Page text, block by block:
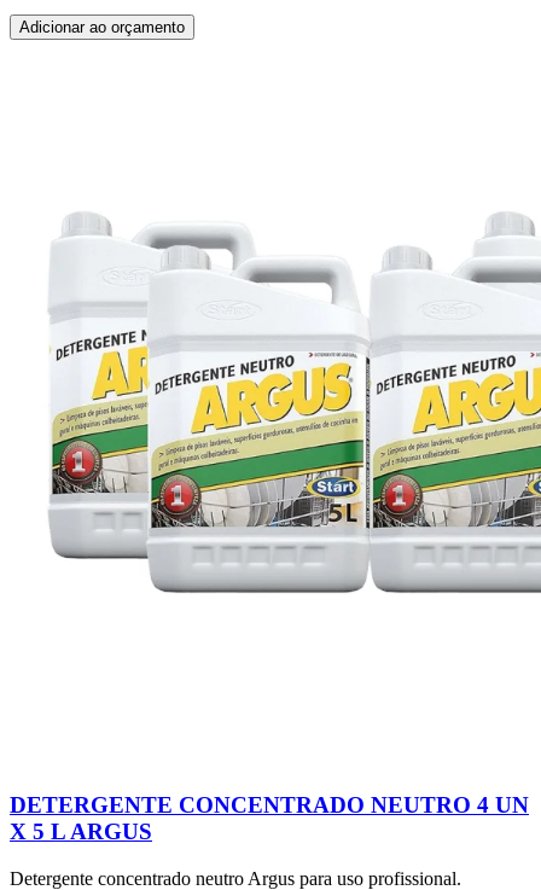
Adicionar ao orçamento
DETERGENTE CONCENTRADO NEUTRO 4 UN
X 5 L ARGUS
Detergente concentrado neutro Argus para uso profissional.